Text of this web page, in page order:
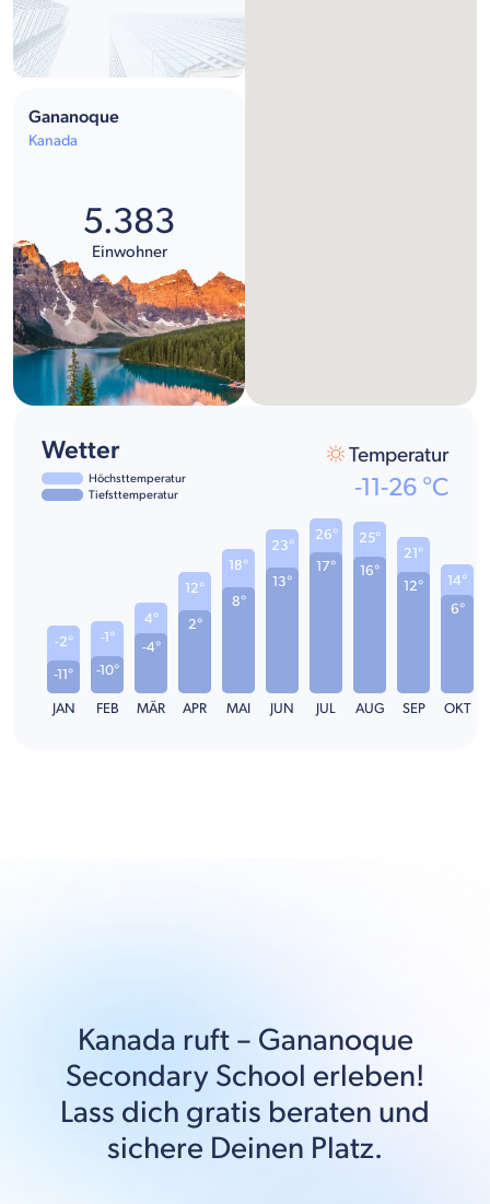
Gananoque
Kanada
5.383
Einwohner
Wetter
Höchsttemperatur
Tiefsttemperatur
Temperatur
-11-26 °C
-11°
-2°
JAN
-10°
-1°
FEB
-4°
4°
MÄR
2°
12°
APR
8°
18°
MAI
13°
23°
JUN
17°
26°
JUL
16°
25°
AUG
12°
21°
SEP
6°
14°
OKT
Kanada ruft – Gananoque
Secondary School erleben!
Lass dich gratis beraten und
sichere Deinen Platz.